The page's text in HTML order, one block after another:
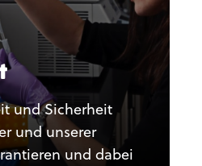
und Sicherheit
und unserer
und dabei